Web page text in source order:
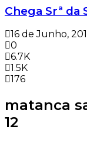
Chega Srª da
16 de Junho,
0
6.7K
1.5K
176
matanca
12